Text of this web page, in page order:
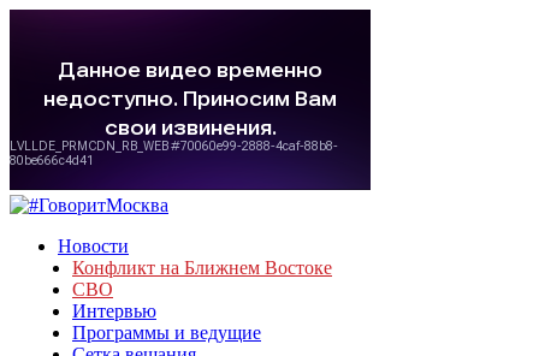
Новости
Конфликт на Ближнем Востоке
СВО
Интервью
Программы и ведущие